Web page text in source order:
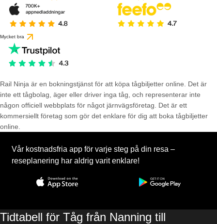
Mycket bra
Rail Ninja är en bokningstjänst för att köpa tågbiljetter online. Det är
inte ett tågbolag, äger eller driver inga tåg, och representerar inte
någon officiell webbplats för något järnvägsföretag. Det är ett
kommersiellt företag som gör det enklare för dig att boka tågbiljetter
online.
Vår kostnadsfria app för varje steg på din resa –
reseplanering har aldrig varit enklare!
Tidtabell för Tåg från Nanning till